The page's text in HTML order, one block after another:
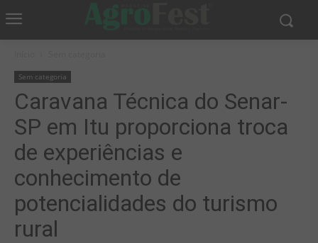
Sem categoria
Caravana Técnica do Senar-
SP em Itu proporciona troca
de experiências e
conhecimento de
potencialidades do turismo
rural